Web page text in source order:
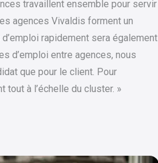
travaillent ensemble pour servir
agences Vivaldis forment un
rapidement sera également
d’emploi entre agences, nous
que pour le client. Pour
à l’échelle du cluster. »